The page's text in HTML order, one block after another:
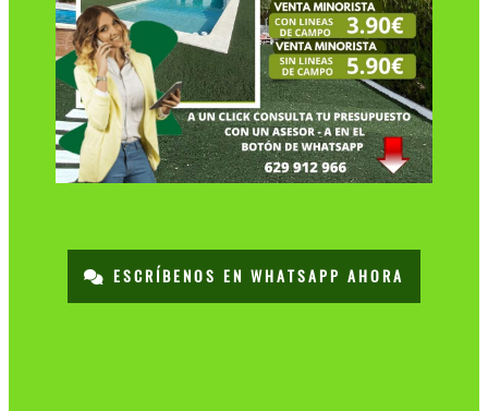
ESCRÍBENOS EN WHATSAPP AHORA